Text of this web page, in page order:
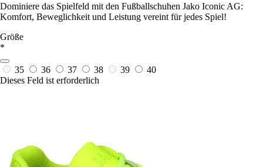
Dominiere das Spielfeld mit den Fußballschuhen Jako Iconic AG:
Komfort, Beweglichkeit und Leistung vereint für jedes Spiel!
Größe
*
35 36 37 38 39
40
Dieses Feld ist erforderlich